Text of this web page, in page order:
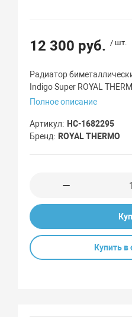
12 300 руб. / шт.
Радиатор
Indigo Super ROYAL
Полное описание
Артикул
НС-1682295
Бренд
ROYAL THERMO
Купить в